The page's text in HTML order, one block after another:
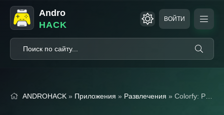
Andro
HACK
ВОЙТИ
ANDROHACK » Приложения » Развлечения » Colorfy: Раскраска антистресс - Игры бесплатно (Мод, Unlocked)